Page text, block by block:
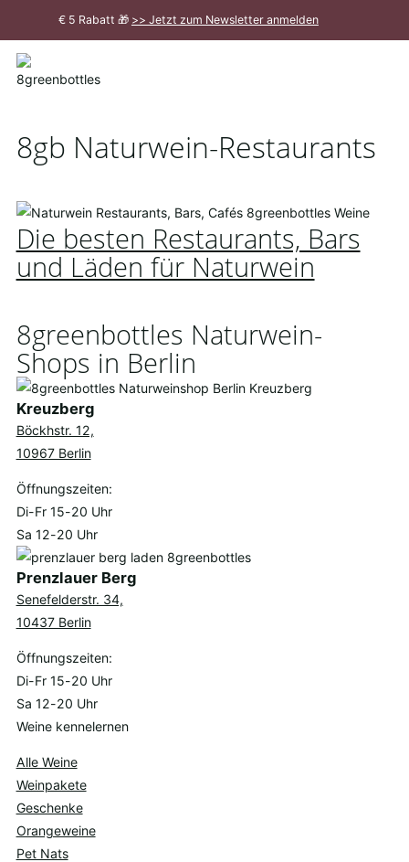
€ 5 Rabatt 🎁 >> Jetzt zum Newsletter anmelden
Meldung
8gb Naturwein-Restaurants
Die besten Restaurants, Bars
und Läden für Naturwein
8greenbottles Naturwein-
Shops in Berlin
Kreuzberg
Böckhstr. 12,
10967 Berlin
Öffnungszeiten:
Di-Fr 15-20 Uhr
Sa 12-20 Uhr
Prenzlauer Berg
Senefelderstr. 34,
10437 Berlin
Öffnungszeiten:
Di-Fr 15-20 Uhr
Sa 12-20 Uhr
Weine kennelernen
Alle Weine
Weinpakete
Geschenke
Orangeweine
Pet Nats